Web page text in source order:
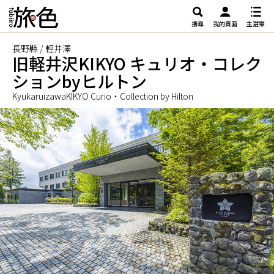
搜尋 我的頁面 主選單
長野縣 / 輕井澤
旧軽井沢KIKYO キュリオ・コレク
ションbyヒルトン
KyukaruizawaKIKYO Curio・Collection by Hilton